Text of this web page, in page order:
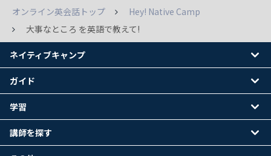
オンライン英会話トップ
Hey! Native Camp
大事なところ を英語で教えて!
ネイティブキャンプ
ガイド
学習
講師を探す